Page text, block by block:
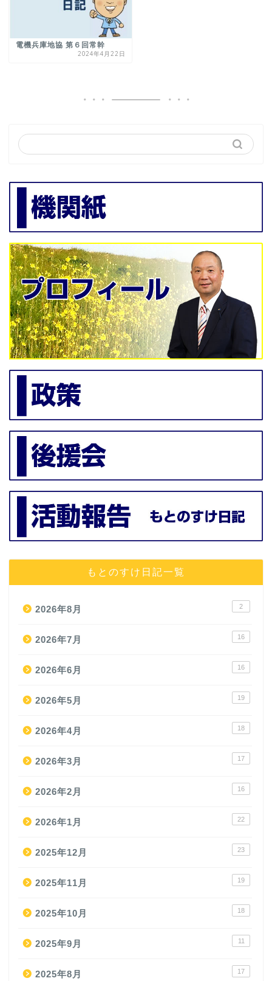
電機兵庫地協 第６回常幹
2024年4月22日
もとのすけ日記一覧
2026年8月 2
2026年7月 16
2026年6月 16
2026年5月 19
2026年4月 18
2026年3月 17
2026年2月 16
2026年1月 22
2025年12月 23
2025年11月 19
2025年10月 18
2025年9月 11
2025年8月 17